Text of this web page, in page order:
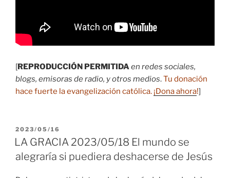
[REPRODUCCIÓN PERMITIDAen redes sociales,
blogs, emisoras de radio, y otros medios.Tu donación
hace fuerte la evangelización católica. ¡Dona ahora!]
PUBLICADO
EL
2023/05/16
LA GRACIA 2023/05/18 El mundo se
alegraría si puediera deshacerse de Jesús